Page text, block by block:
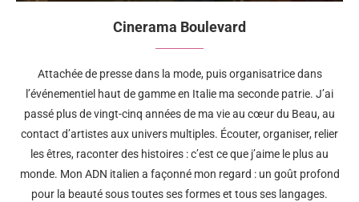
Cinerama Boulevard
Attachée de presse dans la mode, puis organisatrice dans
l’événementiel haut de gamme en Italie ma seconde patrie. J’ai
passé plus de vingt-cinq années de ma vie au cœur du Beau, au
contact d’artistes aux univers multiples. Écouter, organiser, relier
les êtres, raconter des histoires : c’est ce que j’aime le plus au
monde. Mon ADN italien a façonné mon regard : un goût profond
pour la beauté sous toutes ses formes et tous ses langages.